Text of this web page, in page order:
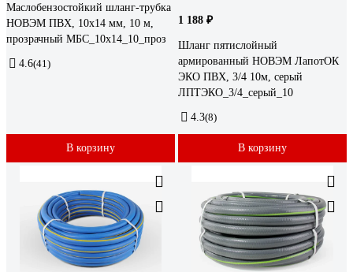
Маслобензостойкий шланг-трубка
НОВЭМ ПВХ, 10x14 мм, 10 м,
прозрачный МБС_10x14_10_проз
4.6(41)
В корзину
1 188 ₽
Шланг пятислойный
армированный НОВЭМ ЛапотОК
ЭКО ПВХ, 3/4 10м, серый
ЛПТЭКО_3/4_серый_10
4.3(8)
В корзину